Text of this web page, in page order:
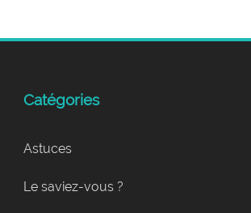
Catégories
Astuces
Le saviez-vous ?